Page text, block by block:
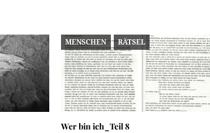
MENSCHEN RÄTSEL
Wer bin ich_Teil 8